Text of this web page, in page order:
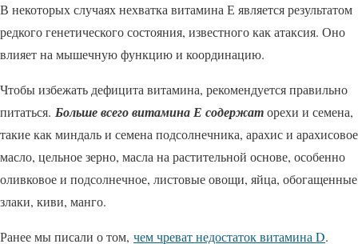
В некоторых случаях нехватка витамина Е является результатом
редкого генетического состояния, известного как атаксия. Оно
влияет на мышечную функцию и координацию.
Чтобы избежать дефицита витамина, рекомендуется правильно
питаться. Больше всего витамина Е содержаторехи и семена,
такие как миндаль и семена подсолнечника, арахис и арахисовое
масло, цельное зерно, масла на растительной основе, особенно
оливковое и подсолнечное, листовые овощи, яйца, обогащенные
злаки, киви, манго.
Ранее мы писали о том, чем чреват недостаток витамина D.